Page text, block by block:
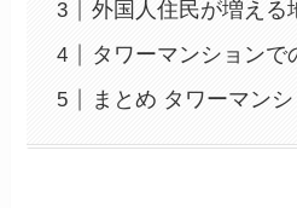
外国人住民が増える
タワーマンションで
まとめ タワーマン